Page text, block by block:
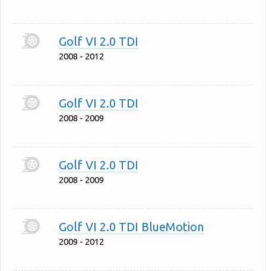
Golf VI 2.0 TDI
2008 - 2012
Golf VI 2.0 TDI
2008 - 2009
Golf VI 2.0 TDI
2008 - 2009
Golf VI 2.0 TDI BlueMotion
2009 - 2012